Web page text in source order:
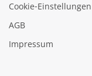
Cookie‑Einstellungen
AGB
Impressum